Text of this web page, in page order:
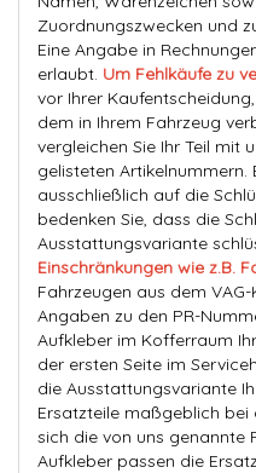
Zuordnungszwecken und
Eine Angabe in
erlaubt. Um Fehlkäufe zu
vor Ihrer
dem in Ihrem Fahrzeug
vergleichen Sie Ihr Teil mit
gelisteten Artikelnummern.
ausschließlich auf die
bedenken Sie, dass die
Ausstattungsvariante
Einschränkungen wie z.B.
Fahrzeugen aus dem
Angaben zu den PR-
Aufkleber im Kofferraum
der ersten Seite im
die Ausstattungsvariante
Ersatzteile maßgeblich bei
sich die von uns genannte
Aufkleber passen die